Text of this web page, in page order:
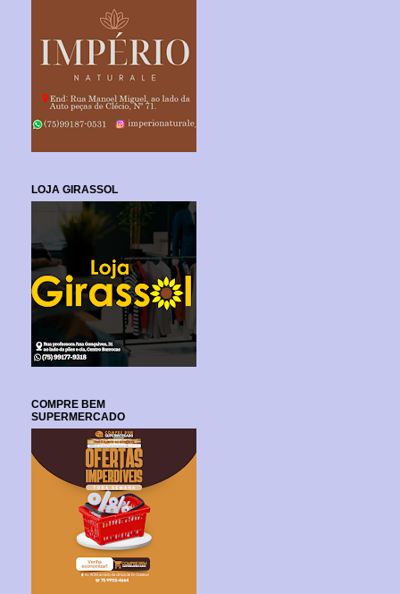
LOJA GIRASSOL
COMPRE BEM
SUPERMERCADO